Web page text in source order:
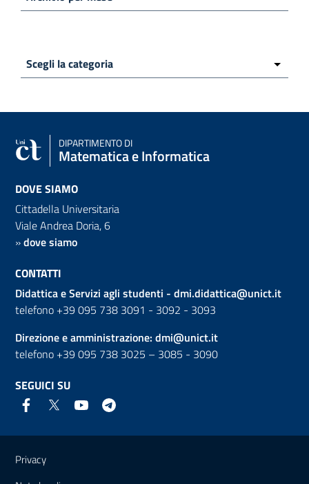
DIPARTIMENTO DI
Matematica e Informatica
DOVE SIAMO
Cittadella Universitaria
Viale Andrea Doria, 6
»dove siamo
CONTATTI
Didattica e Servizi agli studenti - dmi.didattica@unict.it
telefono +39 095 738 3091 - 3092 - 3093
Direzione e amministrazione: dmi@unict.it
telefono +39 095 738 3025 – 3085 - 3090
SEGUICI SU
Link e informazioni utili
Privacy